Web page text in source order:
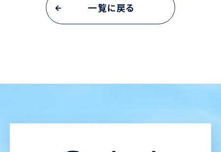
一覧に戻る